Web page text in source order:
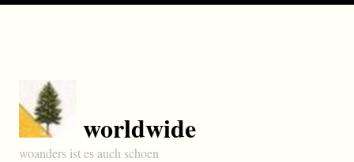
worldwide
woanders ist es auch schoen